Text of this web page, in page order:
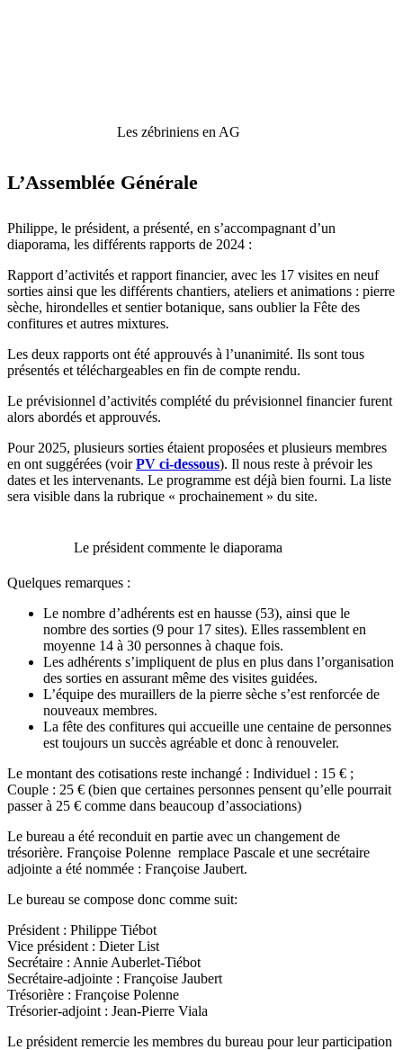
Les zébriniens en AG
L’Assemblée Générale
Philippe, le président, a présenté, en s’accompagnant d’un
diaporama, les différents rapports de 2024 :
Rapport d’activités et rapport financier, avec les 17 visites en neuf
sorties ainsi que les différents chantiers, ateliers et animations : pierre
sèche, hirondelles et sentier botanique, sans oublier la Fête des
confitures et autres mixtures.
Les deux rapports ont été approuvés à l’unanimité. Ils sont tous
présentés et téléchargeables en fin de compte rendu.
Le prévisionnel d’activités complété du prévisionnel financier furent
alors abordés et approuvés.
Pour 2025, plusieurs sorties étaient proposées et plusieurs membres
en ont suggérées (voirPV ci-dessous). Il nous reste à prévoir les
dates et les intervenants. Le programme est déjà bien fourni. La liste
sera visible dans la rubrique « prochainement » du site.
Le président commente le diaporama
Quelques remarques :
Le nombre d’adhérents est en hausse (53), ainsi que le
nombre des sorties (9 pour 17 sites). Elles rassemblent en
moyenne 14 à 30 personnes à chaque fois.
Les adhérents s’impliquent de plus en plus dans l’organisation
des sorties en assurant même des visites guidées.
L’équipe des muraillers de la pierre sèche s’est renforcée de
nouveaux membres.
La fête des confitures qui accueille une centaine de personnes
est toujours un succès agréable et donc à renouveler.
Le montant des cotisations reste inchangé : Individuel : 15 € ;
Couple : 25 € (bien que certaines personnes pensent qu’elle pourrait
passer à 25 € comme dans beaucoup d’associations)
Le bureau a été reconduit en partie avec un changement de
trésorière. Françoise Polenne remplace Pascale et une secrétaire
adjointe a été nommée : Françoise Jaubert.
Le bureau se compose donc comme suit:
Président : Philippe Tiébot
Vice président : Dieter List
Secrétaire : Annie Auberlet-Tiébot
Secrétaire-adjointe : Françoise Jaubert
Trésorière : Françoise Polenne
Trésorier-adjoint : Jean-Pierre Viala
Le président remercie les membres du bureau pour leur participation